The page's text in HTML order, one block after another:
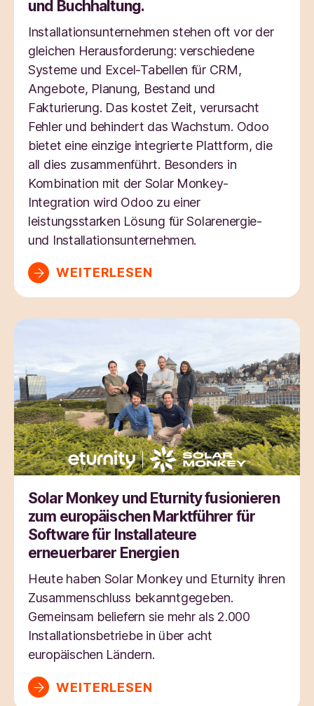
und Buchhaltung.
Installationsunternehmen stehen oft vor der
gleichen Herausforderung: verschiedene
Systeme und Excel-Tabellen für CRM,
Angebote, Planung, Bestand und
Fakturierung. Das kostet Zeit, verursacht
Fehler und behindert das Wachstum. Odoo
bietet eine einzige integrierte Plattform, die
all dies zusammenführt. Besonders in
Kombination mit der Solar Monkey-
Integration wird Odoo zu einer
leistungsstarken Lösung für Solarenergie-
und Installationsunternehmen.
WEITERLESEN
Solar Monkey und Eturnity fusionieren
zum europäischen Marktführer für
Software für Installateure
erneuerbarer Energien
Heute haben Solar Monkey und Eturnity ihren
Zusammenschluss bekanntgegeben.
Gemeinsam beliefern sie mehr als 2.000
Installationsbetriebe in über acht
europäischen Ländern.
WEITERLESEN